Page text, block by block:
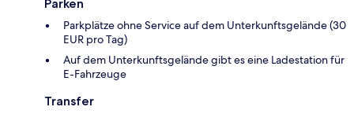
Parken
Parkplätze ohne Service auf dem Unterkunftsgelände (30
EUR pro Tag)
Auf dem Unterkunftsgelände gibt es eine Ladestation für
E-Fahrzeuge
Transfer